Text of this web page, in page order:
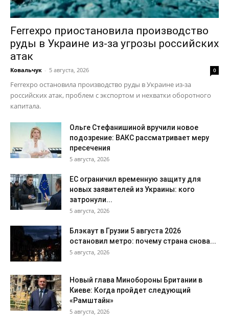
Ferrexpo приостановила производство
руды в Украине из-за угрозы российских
атак
Ковальчук - 5 августа, 2026 0
Ferrexpo остановила производство руды в Украине из-за
российских атак, проблем с экспортом и нехватки оборотного
капитала.
Ольге Стефанишиной вручили новое
подозрение: ВАКС рассматривает меру
пресечения
5 августа, 2026
ЕС ограничил временную защиту для
новых заявителей из Украины: кого
затронули...
5 августа, 2026
Блэкаут в Грузии 5 августа 2026
остановил метро: почему страна снова...
5 августа, 2026
Новый глава Минобороны Британии в
Киеве: Когда пройдет следующий
«Рамштайн»
5 августа, 2026